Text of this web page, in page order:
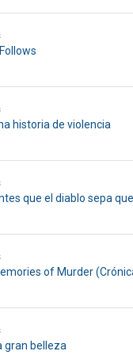
historia de violencia
que el diablo sepa
of Murder
gran belleza